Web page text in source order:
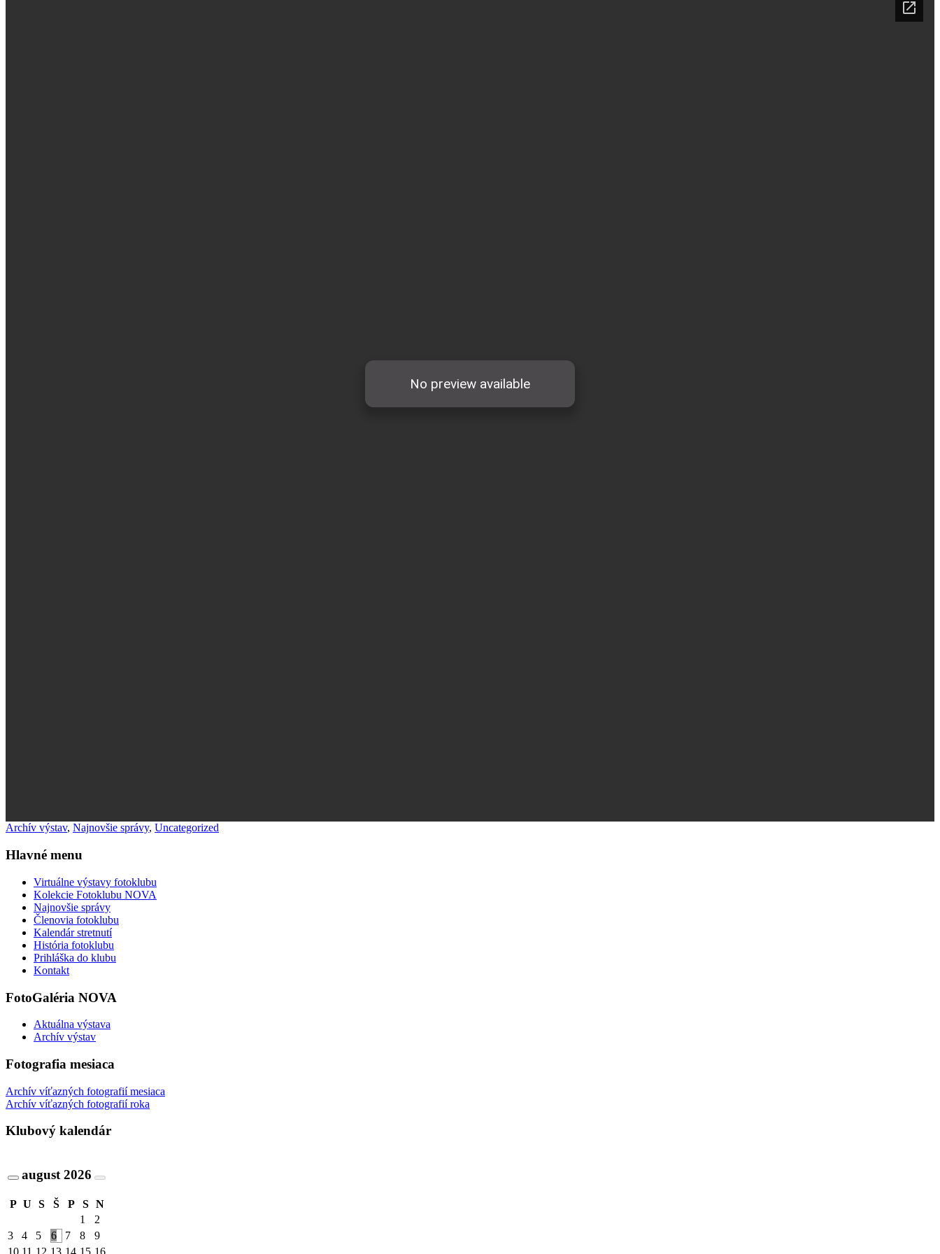
Archív výstav, Najnovšie správy, Uncategorized
Hlavné menu
Virtuálne výstavy fotoklubu
Kolekcie Fotoklubu NOVA
Najnovšie správy
Členovia fotoklubu
Kalendár stretnutí
História fotoklubu
Prihláška do klubu
Kontakt
FotoGaléria NOVA
Aktuálna výstava
Archív výstav
Fotografia mesiaca
Archív víťazných fotografií mesiaca
Archív víťazných fotografií roka
Klubový kalendár
august 2026
P U S Š P S N
1
2
3
4 5 6 7 8
9